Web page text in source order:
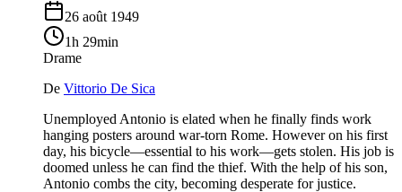
26 août 1949
1h 29min
Drame
De Vittorio De Sica
Unemployed Antonio is elated when he finally finds work
hanging posters around war-torn Rome. However on his first
day, his bicycle—essential to his work—gets stolen. His job is
doomed unless he can find the thief. With the help of his son,
Antonio combs the city, becoming desperate for justice.